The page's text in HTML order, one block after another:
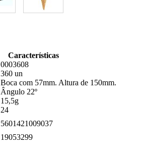
Características
0003608
360 un
Boca com 57mm. Altura de 150mm.
Ângulo 22º
15,5g
24
5601421009037
19053299